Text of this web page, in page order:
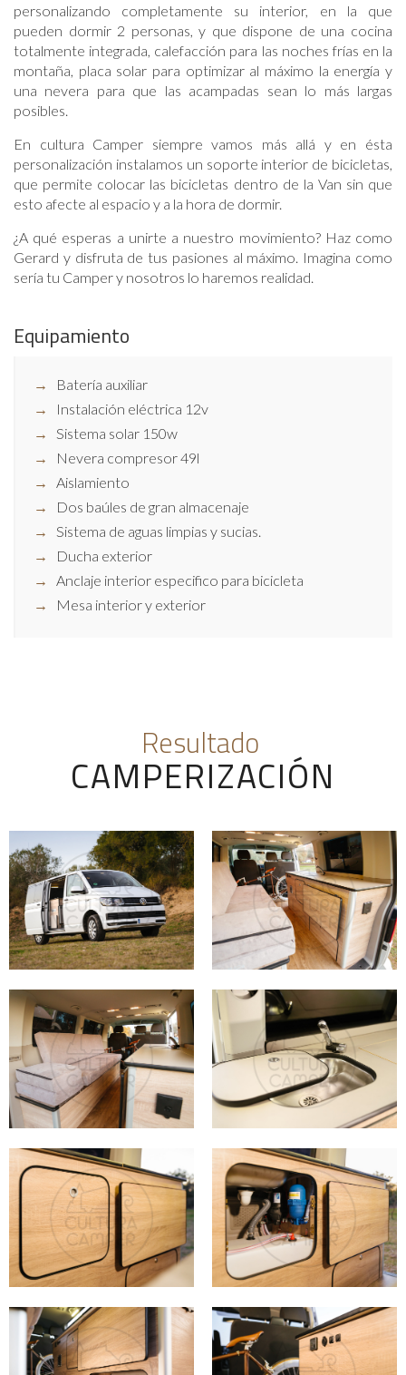
personalizando completamente su interior, en la que
pueden dormir 2 personas, y que dispone de una cocina
totalmente integrada, calefacción para las noches frías en la
montaña, placa solar para optimizar al máximo la energía y
una nevera para que las acampadas sean lo más largas
posibles.
En cultura Camper siempre vamos más allá y en ésta
personalización instalamos un soporte interior de bicicletas,
que permite colocar las bicicletas dentro de la Van sin que
esto afecte al espacio y a la hora de dormir.
¿A qué esperas a unirte a nuestro movimiento? Haz como
Gerard y disfruta de tus pasiones al máximo. Imagina como
sería tu Camper y nosotros lo haremos realidad.
Equipamiento
Batería auxiliar
Instalación eléctrica 12v
Sistema solar 150w
Nevera compresor 49l
Aislamiento
Dos baúles de gran almacenaje
Sistema de aguas limpias y sucias.
Ducha exterior
Anclaje interior especifico para bicicleta
Mesa interior y exterior
Resultado
CAMPERIZACIÓN